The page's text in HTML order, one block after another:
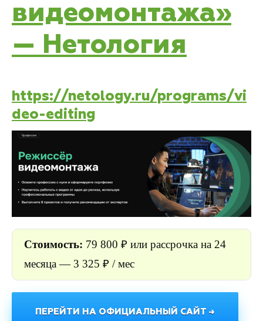
видеомонтажа»
— Нетология
https://netology.ru/programs/vi
deo-editing
Стоимость: 79 800 ₽ или рассрочка на 24
месяца — 3 325 ₽ / мес
ПЕРЕЙТИ НА ОФИЦИАЛЬНЫЙ САЙТ →